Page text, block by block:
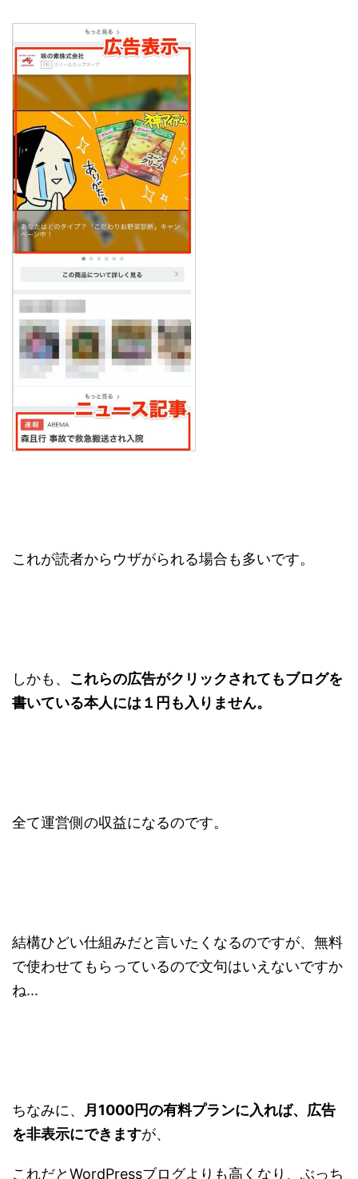
これが読者からウザがられる場合も多いです。
しかも、 これらの広告がクリックされてもブログを
書いている本人には１円も入りません。
全て運営側の収益になるのです。
結構ひどい仕組みだと言いたくなるのですが、無料
で使わせてもらっているので文句はいえないですか
ね...
ちなみに、 月1000円の有料プランに入れば、広告
を非表示にできますが、
これだとWordPressブログよりも高くなり、ぶっち